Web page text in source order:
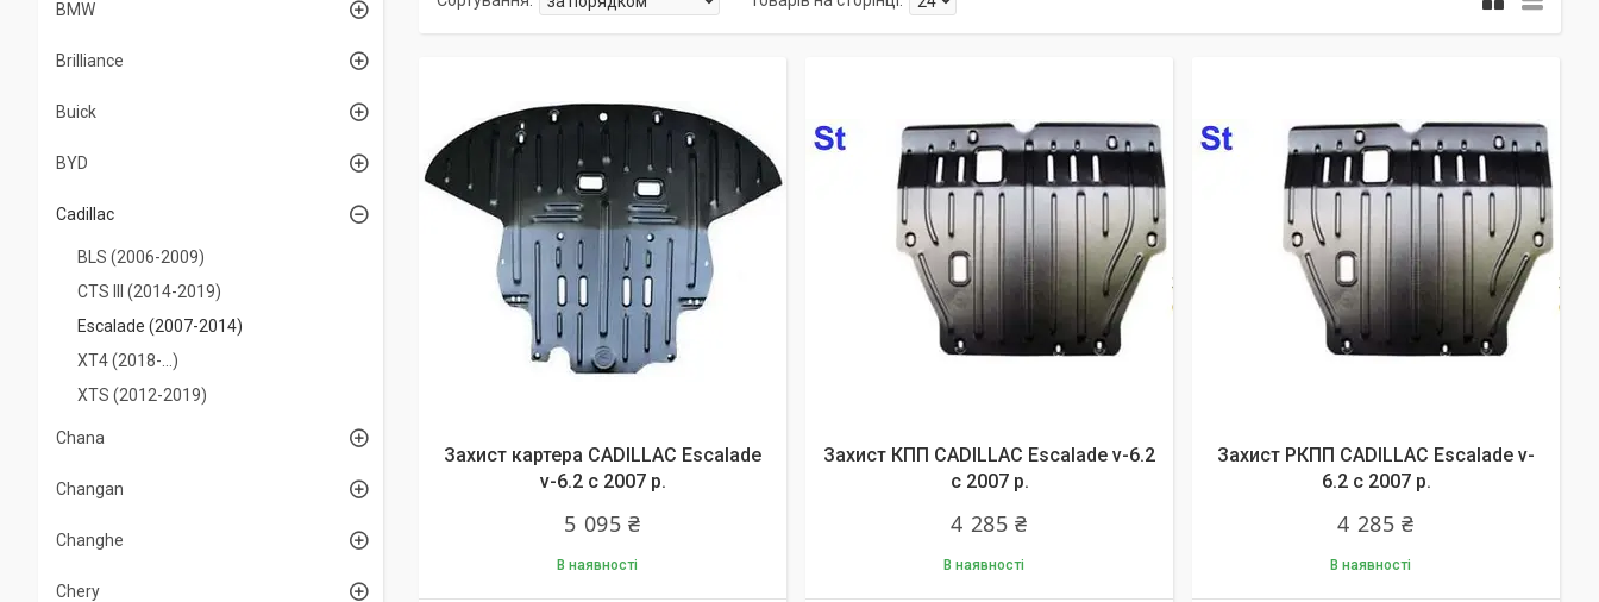
Захист картера CADILLAC Escalade
v-6.2 c 2007 р.
5 095 ₴
В наявності
Захист КПП CADILLAC Escalade v-6.2
c 2007 р.
4 285 ₴
В наявності
Захист РКПП CADILLAC Escalade v-
6.2 c 2007 р.
4 285 ₴
В наявності
BMW
Brilliance
Buick
BYD
Cadillac
BLS (2006-2009)
CTS III (2014-2019)
Escalade (2007-2014)
XT4 (2018-...)
XTS (2012-2019)
Chana
Changan
Changhe
Chery